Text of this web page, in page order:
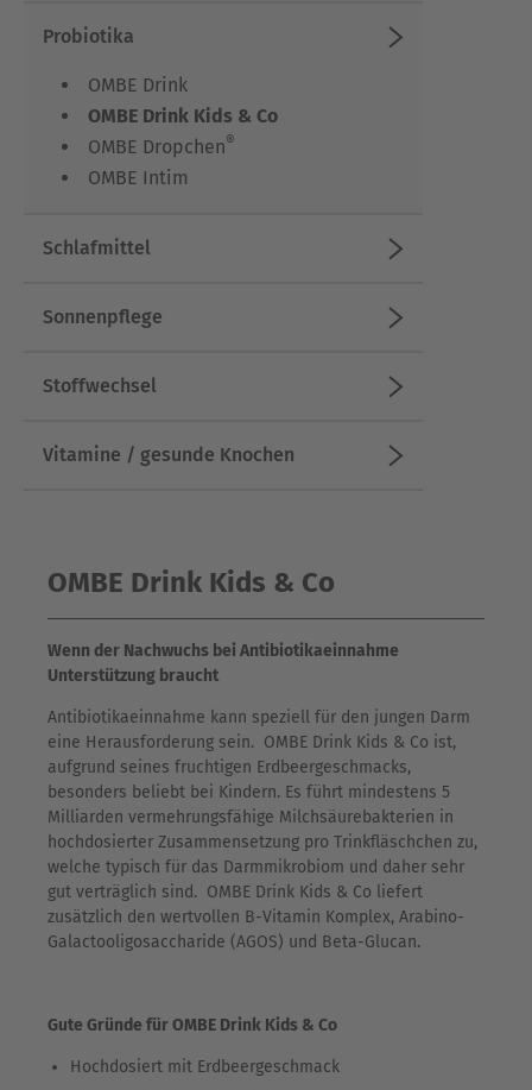
Probiotika
OMBE Drink
OMBE Drink Kids & Co
OMBE Dropchen®
OMBE Intim
Schlafmittel
Sonnenpflege
Stoffwechsel
Vitamine / gesunde Knochen
OMBE Drink Kids & Co
Wenn der Nachwuchs bei Antibiotikaeinnahme
Unterstützung braucht
Antibiotikaeinnahme kann speziell für den jungen Darm
eine Herausforderung sein. OMBE Drink Kids & Co ist,
aufgrund seines fruchtigen Erdbeergeschmacks,
besonders beliebt bei Kindern. Es führt mindestens 5
Milliarden vermehrungsfähige Milchsäurebakterien in
hochdosierter Zusammensetzung pro Trinkfläschchen zu,
welche typisch für das Darmmikrobiom und daher sehr
gut verträglich sind. OMBE Drink Kids & Co liefert
zusätzlich den wertvollen B-Vitamin Komplex, Arabino-
Galactooligosaccharide (AGOS) und Beta-Glucan.
Gute Gründe für OMBE Drink Kids & Co
Hochdosiert mit Erdbeergeschmack